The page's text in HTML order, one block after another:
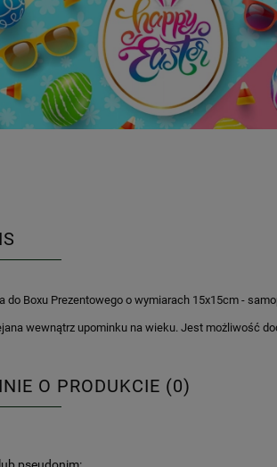
do Boxu Prezentowego o wymiarach 15x15cm -
wewnątrz upominku na wieku. Jest możliwość
O PRODUKCIE (0)
pseudonim: